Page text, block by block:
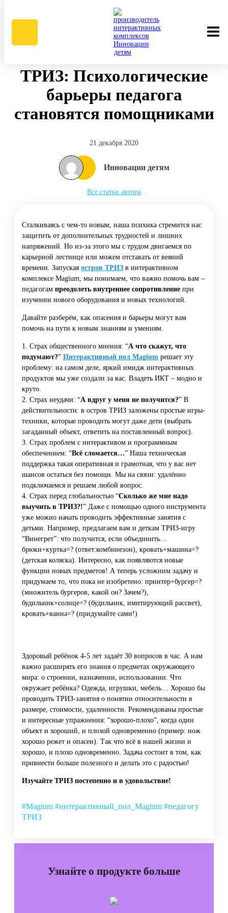
Отдел продаж +7 (958) 100-02-76
Whatsapp
Telegram
Партнёры +7 (958) 100-02-35
partners@playstand.ru
Заказать звонок
Инновации детям / Блог
ТРИЗ: Психологические
барьеры педагога
становятся помощниками
Инновации детям
Все статьи автора
21 декабря 2020
Сталкиваясь с чем-то новым, наша психика стремится нас
защитить от дополнительных трудностей и лишних
напряжений. Но из-за этого мы с трудом двигаемся по
карьерной лестнице или можем отставать от веяний
времени. Запуская остров ТРИЗ в интерактивном
комплексе Magium, мы понимаем, что важно помочь вам –
педагогам преодолеть внутреннее сопротивление при
изучении нового оборудования и новых технологий.
Давайте разберём, как опасения и барьеры могут вам
помочь на пути к новым знаниям и умениям.
1. Страх общественного мнения: “А что скажут, что
подумают?” Интерактивный пол Magium решает эту
проблему: на самом деле, яркий имидж интерактивных
продуктов мы уже создали за вас. Владеть ИКТ – модно и
круто.
2. Страх неудачи: “А вдруг у меня не получится?” В
действительности: в остров ТРИЗ заложены простые игры-
техники, которые проводить могут даже дети (выбрать
загаданный объект, ответить на поставленный вопрос).
3. Страх проблем с интерактивом и программным
обеспечением: “Всё сломается…” Наша техническая
поддержка такая оперативная и грамотная, что у вас нет
шансов остаться без помощи. Мы на связи: удалённо
подключаемся и решаем любой вопрос.
4. Страх перед глобальностью “Сколько же мне надо
выучить в ТРИЗ?!” Даже с помощью одного инструмента
уже можно начать проводить эффективные занятия с
детьми. Например, предлагаем вам и деткам ТРИЗ-игру
“Винегрет”: что получится, если объединить…
брюки+куртка=? (ответ:комбинезон), кровать+машина=?
(детская коляска). Интересно, как появляются новые
функции новых предметов! А теперь усложним задачу и
придумаем то, что пока не изобретено: принтер+бургер=?
(множитель бургеров, какой он? Зачем?),
будильник+солнце=? (будильник, имитирующий рассвет),
кровать+ванна=? (придумайте сами!)
Здоровый ребёнок 4-5 лет задаёт 30 вопросов в час. А нам
важно расширять его знания о предметах окружающего
мира: о строении, назначении, использовании. Что
окружает ребёнка? Одежда, игрушки, мебель… Хорошо бы
проводить ТРИЗ-занятия о понятии относительности в
размере, стоимости, удаленности. Рекомендованы простые
и интересные упражнения: “хорошо-плохо”, когда один
объект и хороший, и плохой одновременно (пример: нож
хорошо режет и опасен). Так что всё в нашей жизни и
хорошо, и плохо одновременно. Задача состоит в том, как
привнести больше полезного и делать это с радостью!
Изучайте ТРИЗ постепенно и в удовольствие!
#Magium #интерактивный_пол_Magium #педагогу
ТРИЗ
Узнайте о продукте больше